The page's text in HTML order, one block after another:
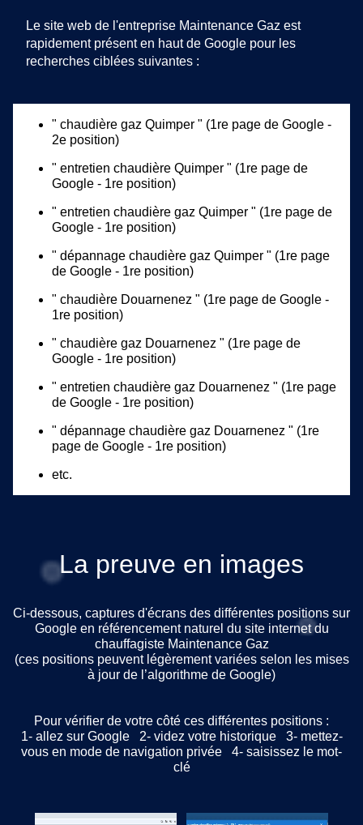
Le site web de l'entreprise Maintenance Gaz est
rapidement présent en haut de Google pour les
recherches ciblées suivantes :
" chaudière gaz Quimper " (1re page de Google -
2e position)
" entretien chaudière Quimper " (1re page de
Google - 1re position)
" entretien chaudière gaz Quimper " (1re page de
Google - 1re position)
" dépannage chaudière gaz Quimper " (1re page
de Google - 1re position)
" chaudière Douarnenez " (1re page de Google -
1re position)
" chaudière gaz Douarnenez " (1re page de
Google - 1re position)
" entretien chaudière gaz Douarnenez " (1re page
de Google - 1re position)
" dépannage chaudière gaz Douarnenez " (1re
page de Google - 1re position)
etc.
La preuve en images
Ci-dessous, captures d'écrans des différentes positions sur
Google en référencement naturel du site internet du
chauffagiste Maintenance Gaz
(ces positions peuvent légèrement variées selon les mises
à jour de l’algorithme de Google)
Pour vérifier de votre côté ces différentes positions :
1- allez sur Google 2- videz votre historique 3- mettez-
vous en mode de navigation privée 4- saisissez le mot-
clé